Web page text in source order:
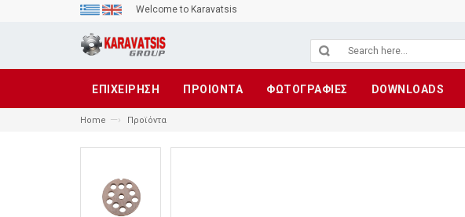
Welcome to Karavatsis
ΕΠΙΧΕΙΡΗΣΗ ΠΡΟΙΟΝΤΑ ΦΩΤΟΓΡΑΦΙΕΣ DOWNLOADS
Home —› Προϊόντα